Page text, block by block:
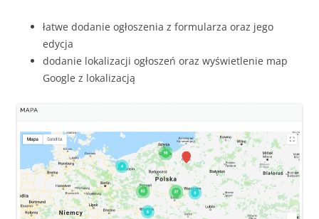
łatwe dodanie ogłoszenia z formularza oraz jego
edycja
dodanie lokalizacji ogłoszeń oraz wyświetlenie map
Google z lokalizacją